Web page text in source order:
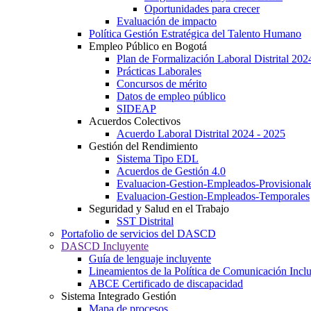
Oportunidades para crecer
Evaluación de impacto
Política Gestión Estratégica del Talento Humano
Empleo Público en Bogotá
Plan de Formalización Laboral Distrital
Prácticas Laborales
Concursos de mérito
Datos de empleo público
SIDEAP
Acuerdos Colectivos
Acuerdo Laboral Distrital 2024 - 2025
Gestión del Rendimiento
Sistema Tipo EDL
Acuerdos de Gestión 4.0
Evaluacion-Gestion-Empleados-
Evaluacion-Gestion-Empleados-Temporales
Seguridad y Salud en el Trabajo
SST Distrital
Portafolio de servicios del DASCD
DASCD Incluyente
Guía de lenguaje incluyente
Lineamientos de la Política de Comunicación
ABCE Certificado de discapacidad
Sistema Integrado Gestión
Mapa de procesos